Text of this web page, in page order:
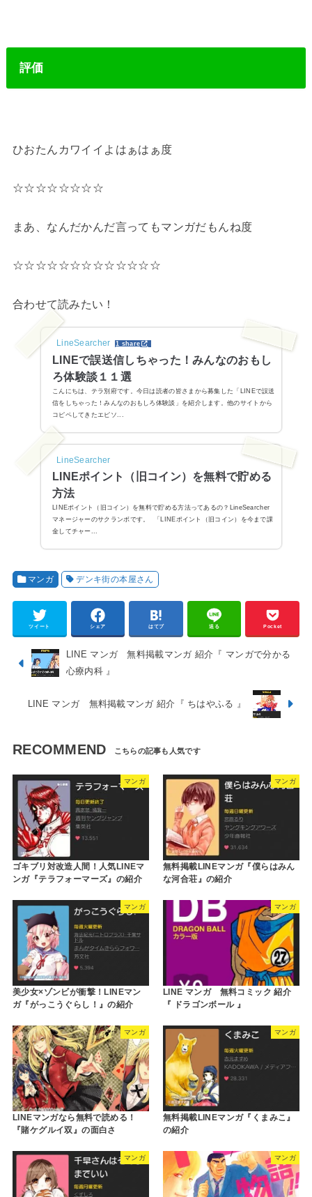
評価
ひおたんカワイイよはぁはぁ度
☆☆☆☆☆☆☆☆
まあ、なんだかんだ言ってもマンガだもんね度
☆☆☆☆☆☆☆☆☆☆☆☆☆
合わせて読みたい！
LineSearcher 1 share
LINEで誤送信しちゃった！みんなのおもし
ろ体験談１１選
こんにちは、テラ別府です。今日は読者の皆さまから募集した「LINEで誤送
信をしちゃった！みんなのおもしろ体験談」を紹介します。他のサイトから
コピペしてきたエピソ...
LineSearcher
LINEポイント（旧コイン）を無料で貯める
方法
LINEポイント（旧コイン）を無料で貯める方法ってあるの？LineSearcher
マネージャーのサクランボです。 「LINEポイント（旧コイン）を今まで課
金してチャー...
マンガ デンキ街の本屋さん
ツイート シェア はてブ 送る Pocket
LINE マンガ 無料掲載マンガ 紹介『 マンガで分かる
心療内科 』
LINE マンガ 無料掲載マンガ 紹介『 ちはやふる 』
RECOMMEND
マンガ
ゴキブリ対改造人間！人気LINEマ
ンガ『テラフォーマーズ』の紹介
マンガ
無料掲載LINEマンガ『僕らはみん
な河合荘』の紹介
マンガ
美少女×ゾンビが衝撃！LINEマン
ガ『がっこうぐらし！』の紹介
マンガ
LINE マンガ 無料コミック 紹介
『 ドラゴンボール 』
マンガ
LINEマンガなら無料で読める！
『賭ケグルイ双』の面白さ
マンガ
無料掲載LINEマンガ『くまみこ』
の紹介
マンガ マンガ